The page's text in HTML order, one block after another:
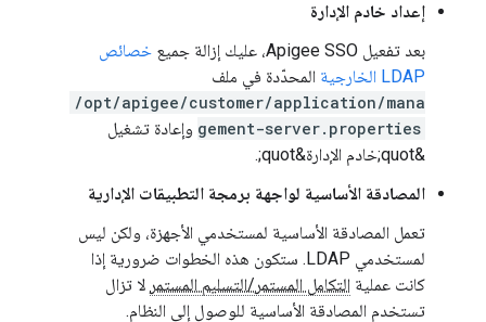
إعداد خادم الإدارة
بعد تفعيل Apigee SSO، عليك إزالة جميع
خصائص
LDAP الخارجية
المحدّدة في ملف
/opt/apigee/customer/application/mana
gement-server.properties وإعادة تشغيل
&quot;خادم الإدارة&quot;.
المصادقة الأساسية لواجهة برمجة التطبيقات الإدارية
تعمل المصادقة الأساسية لمستخدمي الأجهزة، ولكن ليس
لمستخدمي LDAP. ستكون هذه الخطوات ضرورية إذا
كانت عملية التكامل المستمر/التسليم المستمر لا تزال
تستخدم المصادقة الأساسية للوصول إلى النظام.